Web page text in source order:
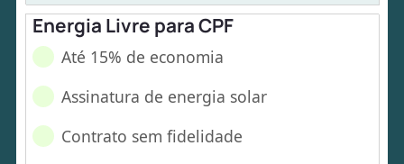
Energia Livre para CPF
Até 15% de economia
Assinatura de energia solar
Contrato sem fidelidade